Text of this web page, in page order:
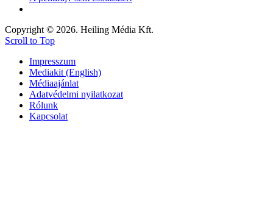
Copyright © 2026. Heiling Média Kft.
Scroll to Top
Impresszum
Mediakit (English)
Médiaajánlat
Adatvédelmi nyilatkozat
Rólunk
Kapcsolat